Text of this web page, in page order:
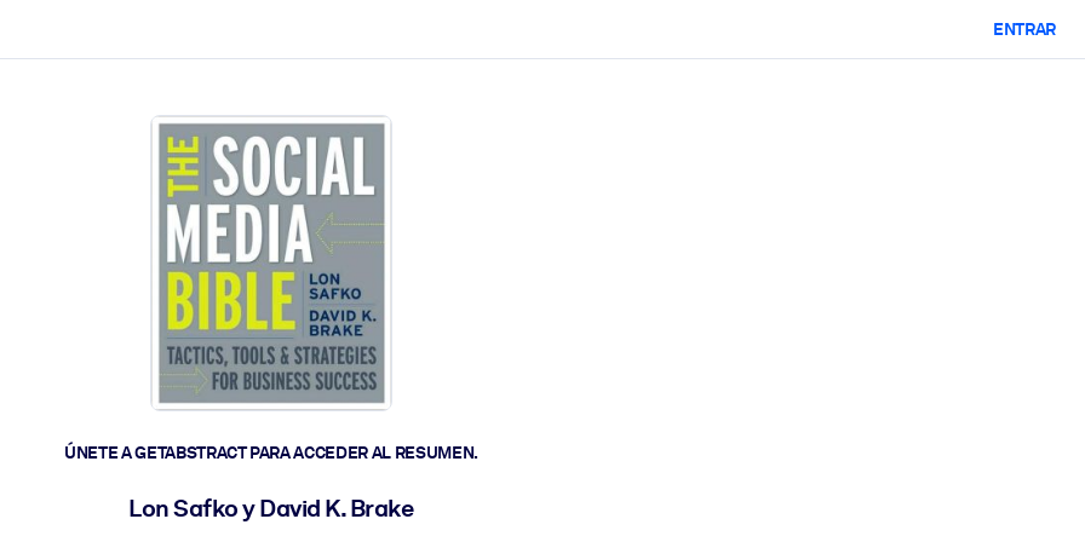
y actúen más rápido.
ENTRAR
ÚNETE A GETABSTRACT PARA ACCEDER AL RESUMEN.
Lon Safko y David K. Brake